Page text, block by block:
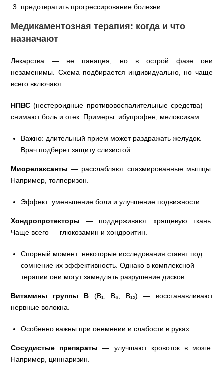
предотвратить прогрессирование болезни.
Медикаментозная терапия: когда и что
назначают
Лекарства — не панацея, но в острой фазе они
незаменимы. Схема подбирается индивидуально, но чаще
всего включают:
НПВС (нестероидные противовоспалительные средства) —
снимают боль и отек. Примеры: ибупрофен, мелоксикам.
Важно: длительный прием может раздражать желудок.
Врач подберет защиту слизистой.
Миорелаксанты — расслабляют спазмированные мышцы.
Например, толперизон.
Эффект: уменьшение боли и улучшение подвижности.
Хондропротекторы — поддерживают хрящевую ткань.
Чаще всего — глюкозамин и хондроитин.
Спорный момент: некоторые исследования ставят под
сомнение их эффективность. Однако в комплексной
терапии они могут замедлять разрушение дисков.
Витамины группы В(В₁, В₆, В₁₂) — восстанавливают
нервные волокна.
Особенно важны при онемении и слабости в руках.
Сосудистые препараты — улучшают кровоток в мозге.
Например, циннаризин.